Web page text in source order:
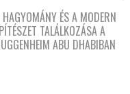
ÉS A MODERN
TALÁLKOZÁSA A
ABU DHABIBAN